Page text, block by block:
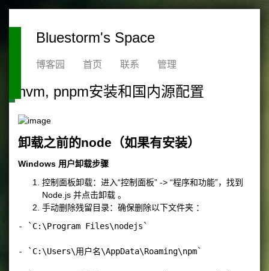
Bluestorm's Space
博客园 首页 联系 管理
nvm, pnpm安装和国内源配置
卸载之前的node（如果有安装）
Windows 用户卸载步骤
控制面板卸载：进入“控制面板” -> “程序和功能”，找到
Node.js 并点击卸载 。
手动删除残留目录：确保删除以下文件夹 ：
- `C:\Program Files\nodejs`
- `C:\Users\用户名\AppData\Roaming\npm`